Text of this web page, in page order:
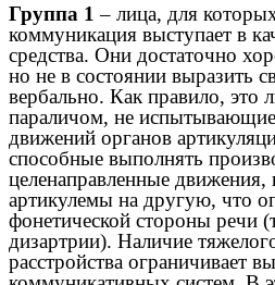
Группа 1 – лица, для
коммуникация выступает в
средства. Они достаточно
но не в состоянии выразить
вербально. Как правило, это
параличом, не
движений органов
способные выполнять
целенаправленные движения,
артикулемы на другую, что
фонетической стороны речи
дизартрии). Наличие
расстройства ограничивает